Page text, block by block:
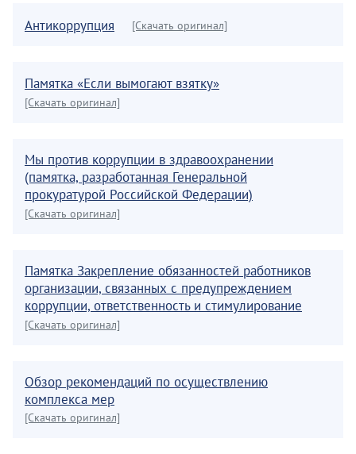
Антикоррупция [Скачать оригинал]
Памятка «Если вымогают взятку»
[Скачать оригинал]
Мы против коррупции в здравоохранении
(памятка, разработанная Генеральной
прокуратурой Российской Федерации)
[Скачать оригинал]
Памятка Закрепление обязанностей работников
организации, связанных с предупреждением
коррупции, ответственность и стимулирование
[Скачать оригинал]
Обзор рекомендаций по осуществлению
комплекса мер
[Скачать оригинал]